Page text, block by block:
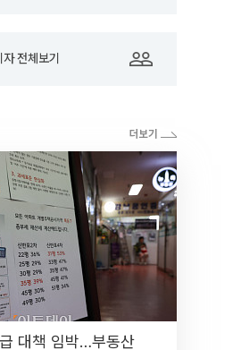
전체보기
대책 임박…부동산